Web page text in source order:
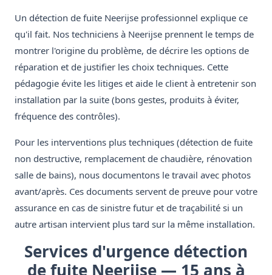
Un détection de fuite Neerijse professionnel explique ce
qu'il fait. Nos techniciens à Neerijse prennent le temps de
montrer l'origine du problème, de décrire les options de
réparation et de justifier les choix techniques. Cette
pédagogie évite les litiges et aide le client à entretenir son
installation par la suite (bons gestes, produits à éviter,
fréquence des contrôles).
Pour les interventions plus techniques (détection de fuite
non destructive, remplacement de chaudière, rénovation
salle de bains), nous documentons le travail avec photos
avant/après. Ces documents servent de preuve pour votre
assurance en cas de sinistre futur et de traçabilité si un
autre artisan intervient plus tard sur la même installation.
Services d'urgence détection
de fuite Neerijse — 15 ans à